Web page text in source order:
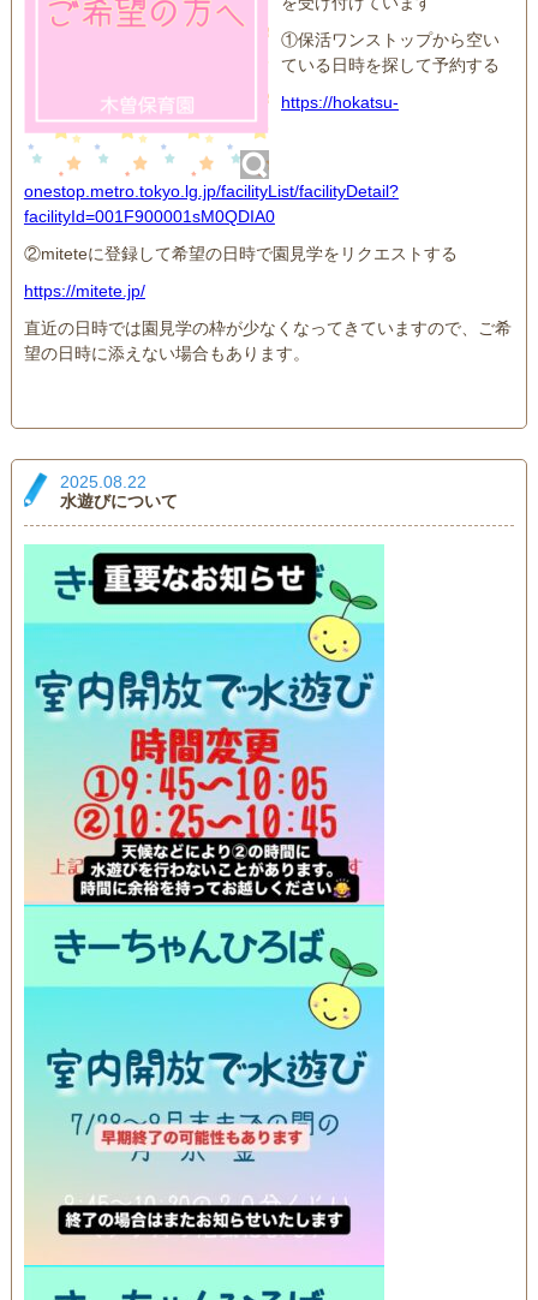
①保活ワンストップから空い
ている日時を探して予約する
https://hokatsu-
onestop.metro.tokyo.lg.jp/facilityList/facilityDetail?
facilityId=001F900001sM0QDIA0
②miteteに登録して希望の日時で園見学をリクエストする
https://mitete.jp/
直近の日時では園見学の枠が少なくなってきていますので、ご希
望の日時に添えない場合もあります。
2025.08.22
水遊びについて